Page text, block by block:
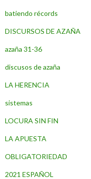
batiendo récords
DISCURSOS DE AZAÑA
azaña 31-36
discusos de azaña
LA HERENCIA
sistemas
LOCURA SIN FIN
LA APUESTA
OBLIGATORIEDAD
2021 ESPAÑOL